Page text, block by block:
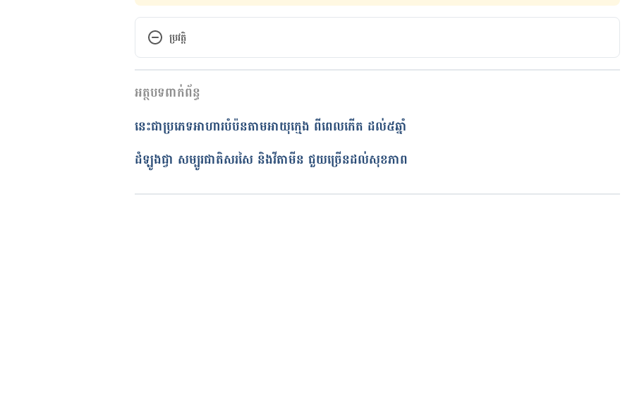
ប្រវត្តិ
កំណែ​ប្រែបច្ចុប្បន្ន
31/08/2020
អត្ថបទ​ដោយ ដេត ធន្នី
ត្រួតពិនិត្យដោយ វេជ្ជ. ចាន់ ស៊ីណេត
បច្ចុប្បន្នភាពដោយ៖
ដេត ធន្នី
អត្ថបទពាក់ព័ន្ធ
នេះជាប្រភេទអាហារបំប៉នតាមអាយុក្មេង ពីពេលកើត ដល់៥ឆ្នាំ
ដំឡូងជ្វា សម្បូរជាតិសរសៃ និងវីតាមីន ជួយ​ច្រើន​ដល់សុខភាព